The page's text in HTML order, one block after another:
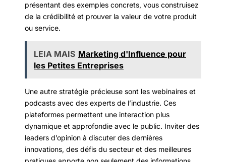
présentant des exemples concrets, vous construisez
de la crédibilité et prouver la valeur de votre produit
ou service.
LEIA MAIS Marketing d'Influence pour
les Petites Entreprises
Une autre stratégie précieuse sont les webinaires et
podcasts avec des experts de l’industrie. Ces
plateformes permettent une interaction plus
dynamique et approfondie avec le public. Inviter des
leaders d’opinion à discuter des dernières
innovations, des défis du secteur et des meilleures